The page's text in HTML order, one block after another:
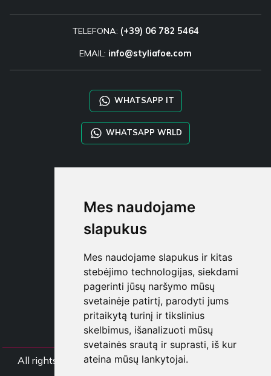
Mes naudojame
slapukus
Mes naudojame slapukus ir kitas
stebėjimo technologijas, siekdami
pagerinti jūsų naršymo mūsų
svetainėje patirtį, parodyti jums
pritaikytą turinį ir tikslinius
skelbimus, išanalizuoti mūsų
svetainės srautą ir suprasti, iš kur
ateina mūsų lankytojai.
TELEFONA: (+39) 06 782 5464
EMAIL: info@styliafoe.com
WHATSAPP IT
WHATSAPP WRLD
TAYLOR MADE ORDERS
REGISTRUOT
PRISIJUNGT
PIRKINIŲ KREPŠELI
All rights Styliafoe s.r.l. © 2025 - PVM mokėtojo koda